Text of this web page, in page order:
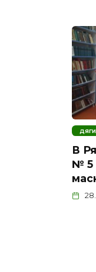
В
№ 5